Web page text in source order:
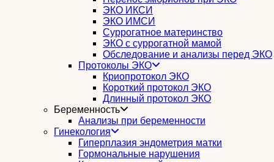
ЭКО ИКСИ
ЭКО ИМСИ
Суррогатное материнство
ЭКО с суррогатной мамой
Обследование и анализы перед ЭКО
Протоколы ЭКО
Криопротокол ЭКО
Короткий протокол ЭКО
Длинный протокол ЭКО
Беременность
Анализы при беременности
Гинекология
Гиперплазия эндометрия матки
Гормональные нарушения